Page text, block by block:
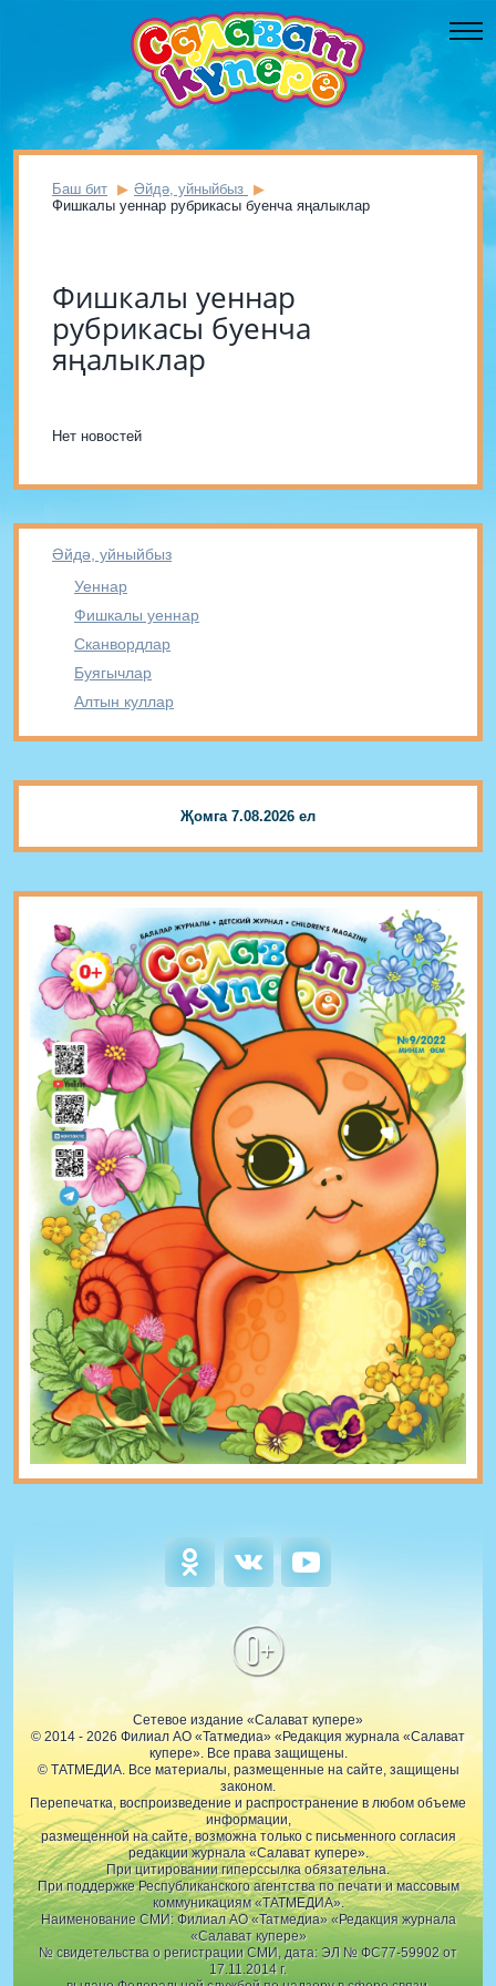
Әйдә, уйныйбыз
Уеннар
Фишкалы уеннар
Сканвордлар
Буягычлар
Алтын куллар
Баш бит
Әйдә, уйныйбыз
Фишкалы уеннар рубрикасы буенча яңалыклар
Фишкалы уеннар
рубрикасы буенча
яңалыклар
Нет новостей
Җомга 7.08.2026 ел
0+
Сетевое издание «Салават купере»
© 2014 - 2026 Филиал АО «Татмедиа» «Редакция журнала «Салават
купере». Все права защищены.
© ТАТМЕДИА. Все материалы, размещенные на сайте, защищены
законом.
Перепечатка, воспроизведение и распространение в любом объеме
информации,
размещенной на сайте, возможна только с письменного согласия
редакции журнала «Салават купере».
При цитировании гиперссылка обязательна.
При поддержке Республиканского агентства по печати и массовым
коммуникациям «ТАТМЕДИА».
Наименование СМИ: Филиал АО «Татмедиа» «Редакция журнала
«Салават купере»
№ свидетельства о регистрации СМИ, дата: ЭЛ № ФС77-59902 от
17.11.2014 г.